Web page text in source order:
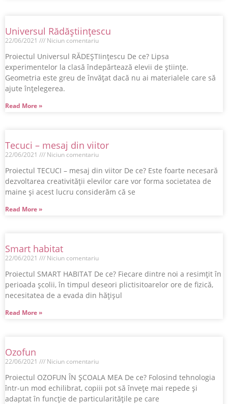
Universul Rădăștiințescu
22/06/2021 Niciun comentariu
Proiectul Universul RĂDEȘTIințescu De ce? Lipsa
experimentelor la clasă îndepărtează elevii de științe.
Geometria este greu de învățat dacă nu ai materialele care să
ajute înțelegerea.
Read More »
Tecuci – mesaj din viitor
22/06/2021 Niciun comentariu
Proiectul TECUCI – mesaj din viitor De ce? Este foarte necesară
dezvoltarea creativității elevilor care vor forma societatea de
maine și acest lucru considerăm că se
Read More »
Smart habitat
22/06/2021 Niciun comentariu
Proiectul SMART HABITAT De ce? Fiecare dintre noi a resimțit în
perioada școlii, în timpul deseori plictisitoarelor ore de fizică,
necesitatea de a evada din hățișul
Read More »
Ozofun
22/06/2021 Niciun comentariu
Proiectul OZOFUN ÎN ȘCOALA MEA De ce? Folosind tehnologia
într-un mod echilibrat, copiii pot să înveţe mai repede şi
adaptat în funcție de particularitățile pe care